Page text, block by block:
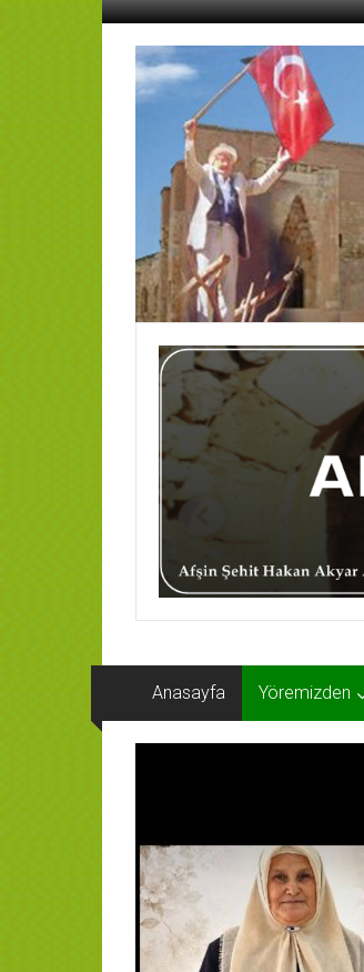
İçeriğe
AFŞİN
YEDİSEVİN
HABER
Kahramanmaraş,Afşin,Sevin
Köyleri
Tanıtım
ve
Haber
Portalı
Anasayfa Yöremizden